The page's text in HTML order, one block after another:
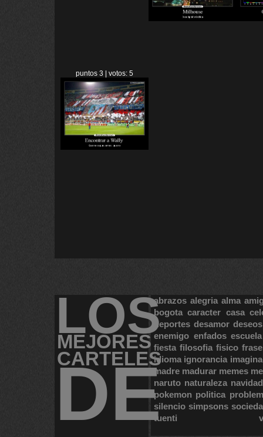
puntos 3 | votos: 5
LOS
MEJORES
CARTELES
DE
abrazos alegria alma
bogota caracter casa
deportes desamor deseos
enemigo enfados escuela
fiesta filosofia fisico
idioma ignorancia
madre madurar memes
naruto naturaleza navidad
pokemon politica
silencio simpsons
tuenti